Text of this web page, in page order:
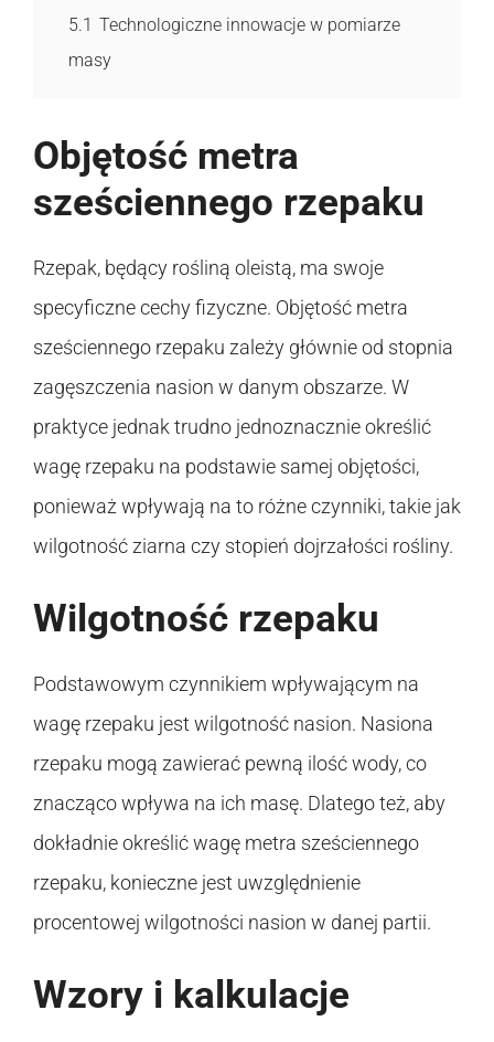
5.1 Technologiczne innowacje w pomiarze
masy
Objętość metra
sześciennego rzepaku
Rzepak, będący rośliną oleistą, ma swoje
specyficzne cechy fizyczne. Objętość metra
sześciennego rzepaku zależy głównie od stopnia
zagęszczenia nasion w danym obszarze. W
praktyce jednak trudno jednoznacznie określić
wagę rzepaku na podstawie samej objętości,
ponieważ wpływają na to różne czynniki, takie jak
wilgotność ziarna czy stopień dojrzałości rośliny.
Wilgotność rzepaku
Podstawowym czynnikiem wpływającym na
wagę rzepaku jest wilgotność nasion. Nasiona
rzepaku mogą zawierać pewną ilość wody, co
znacząco wpływa na ich masę. Dlatego też, aby
dokładnie określić wagę metra sześciennego
rzepaku, konieczne jest uwzględnienie
procentowej wilgotności nasion w danej partii.
Wzory i kalkulacje